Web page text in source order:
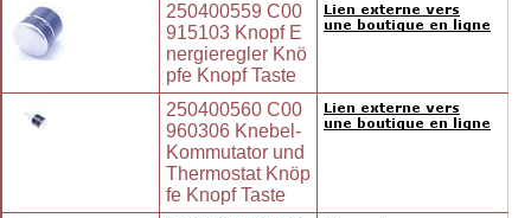
250400559 C00
915103 Knopf E
nergieregler Knö
pfe Knopf Taste
250400560 C00
960306 Knebel-
Kommutator und
Thermostat Knöp
fe Knopf Taste